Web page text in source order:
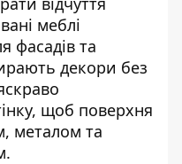
меблі
фасадів та
декори без
щоб поверхня
металом та